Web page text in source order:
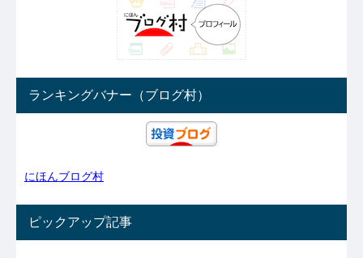
ランキングバナー（ブログ村）
にほんブログ村
ピックアップ記事